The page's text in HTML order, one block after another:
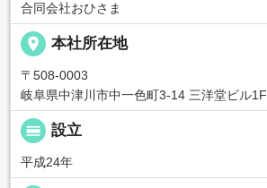
合同会社おひさま
place 本社所在地
〒508-0003
岐阜県中津川市中一色町3-14 三洋堂ビル1F
calendar_view_day 設立
平成24年